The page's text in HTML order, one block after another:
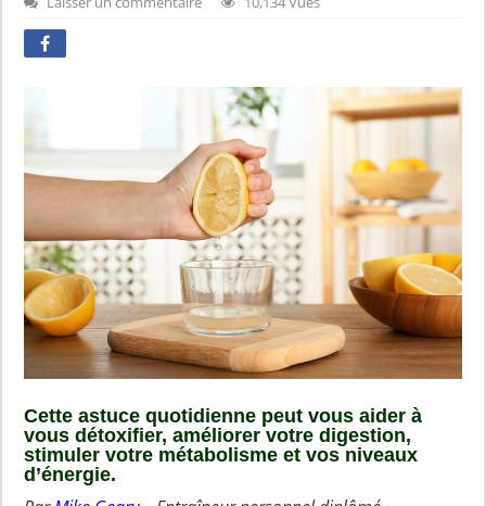
Cette astuce quotidienne peut vous aider à
vous détoxifier, améliorer votre digestion,
stimuler votre métabolisme et vos niveaux
d’énergie.